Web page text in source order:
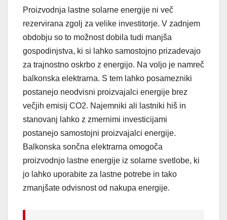
Proizvodnja lastne solarne energije ni več
rezervirana zgolj za velike investitorje. V zadnjem
obdobju so to možnost dobila tudi manjša
gospodinjstva, ki si lahko samostojno prizadevajo
za trajnostno oskrbo z energijo. Na voljo je namreč
balkonska elektrarna. S tem lahko posamezniki
postanejo neodvisni proizvajalci energije brez
večjih emisij CO2. Najemniki ali lastniki hiš in
stanovanj lahko z zmernimi investicijami
postanejo samostojni proizvajalci energije.
Balkonska sončna elektrarna omogoča
proizvodnjo lastne energije iz solarne svetlobe, ki
jo lahko uporabite za lastne potrebe in tako
zmanjšate odvisnost od nakupa energije.